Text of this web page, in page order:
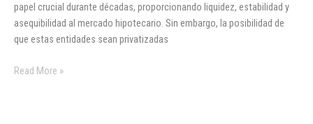
papel crucial durante décadas, proporcionando liquidez, estabilidad y
asequibilidad al mercado hipotecario. Sin embargo, la posibilidad de
que estas entidades sean privatizadas
en
bienes
raíces?
Read More »